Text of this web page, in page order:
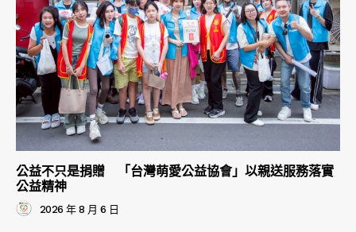
公益不只是捐贈 「台灣萌愛公益協會」以親送服務落實
公益精神
2026 年 8 月 6 日